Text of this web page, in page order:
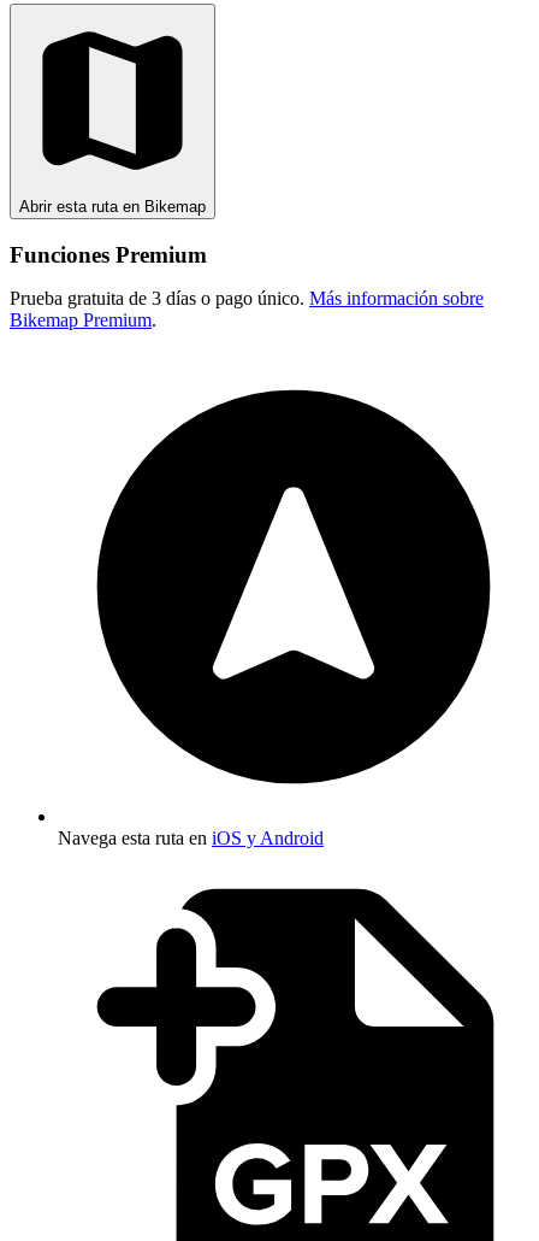
Abrir esta ruta en Bikemap
Funciones Premium
Prueba gratuita de 3 días o pago único. Más información sobre
Bikemap Premium.
Navega esta ruta en iOS y Android